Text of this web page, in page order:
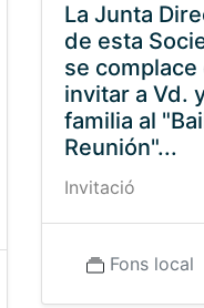
La Junta
de esta
se complace
invitar a Vd.
familia al
Reunión"...
Invitació
Fons local